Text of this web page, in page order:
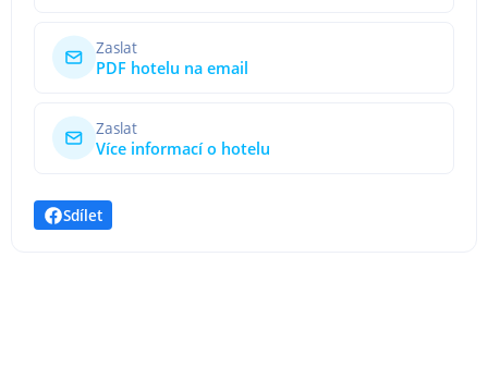
Zaslat
PDF hotelu na email
Zaslat
Více informací o hotelu
Sdílet